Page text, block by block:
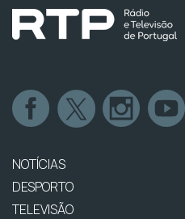
NOTÍCIAS
DESPORTO
TELEVISÃO